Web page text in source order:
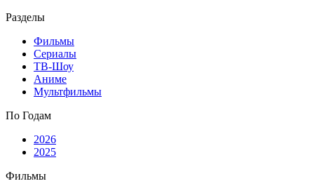
Разделы
Фильмы
Сериалы
ТВ-Шоу
Аниме
Мультфильмы
По Годам
2026
2025
Фильмы